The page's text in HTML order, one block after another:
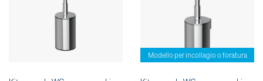
Modello per incollagio o foratura